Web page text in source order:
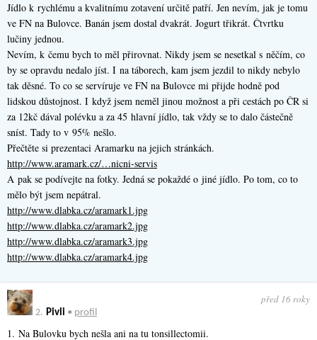
Jídlo k rychlému a kvalitnímu zotavení určitě patří. Jen nevím, jak je tomu
ve FN na Bulovce. Banán jsem dostal dvakrát. Jogurt třikrát. Čtvrtku
lučiny jednou.
Nevím, k čemu bych to měl přirovnat. Nikdy jsem se nesetkal s něčím, co
by se opravdu nedalo jíst. I na táborech, kam jsem jezdil to nikdy nebylo
tak děsné. To co se servíruje ve FN na Bulovce mi přijde hodně pod
lidskou důstojnost. I když jsem neměl jinou možnost a při cestách po ČR si
za 12kč dával polévku a za 45 hlavní jídlo, tak vždy se to dalo částečně
sníst. Tady to v 95% nešlo.
Přečtěte si prezentaci Aramarku na jejich stránkách.
http://www.aramark.cz/…nicni-servis
A pak se podívejte na fotky. Jedná se pokaždé o jiné jídlo. Po tom, co to
mělo být jsem nepátral.
http://www.dlabka.cz/aramark1.jpg
http://www.dlabka.cz/aramark2.jpg
http://www.dlabka.cz/aramark3.jpg
http://www.dlabka.cz/aramark4.jpg
2. Pivli • profil
před 16 roky
1. Na Bulovku bych nešla ani na tu tonsillectomii.